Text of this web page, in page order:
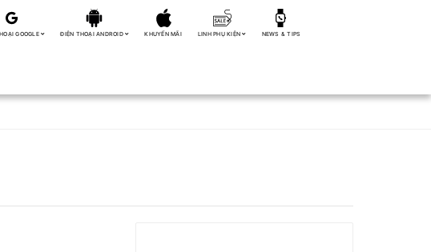
GOOGLE ĐIỆN THOẠI ANDROID KHUYẾN MÃI LINH PHỤ KIỆN NEWS & TIPS